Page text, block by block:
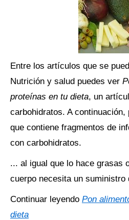
Entre los artículos que se
Nutrición y salud puedes ver
proteínas en tu dieta, un
carbohidratos. A
que contiene fragmentos de
con carbohidratos.
... al igual que lo hace grasas
cuerpo necesita un suministro
Continuar leyendo Pon
dieta